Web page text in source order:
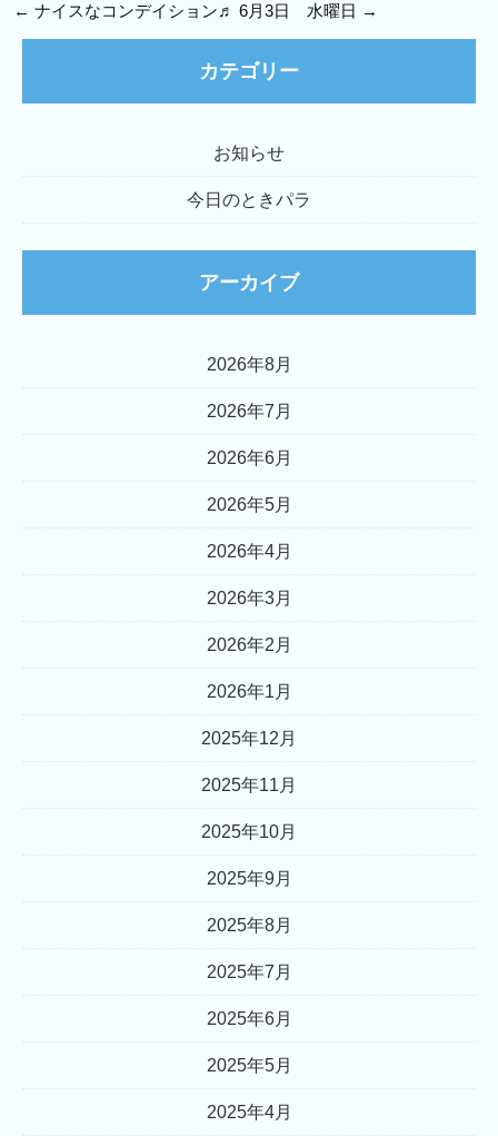
←ナイスなコンデイション♬ 6月3日 水曜日 →
カテゴリー
お知らせ
今日のときパラ
アーカイブ
2026年8月
2026年7月
2026年6月
2026年5月
2026年4月
2026年3月
2026年2月
2026年1月
2025年12月
2025年11月
2025年10月
2025年9月
2025年8月
2025年7月
2025年6月
2025年5月
2025年4月